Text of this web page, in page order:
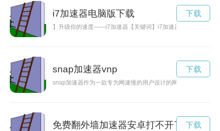
i7加速器电脑版下载
】升级你的速度——i7加速器【关键词】i7加速器，电脑升级，
下载
snap加速器vnp
snap加速器作为一款专为网速慢的用户设计的网络加速工具，
下载
免费翻外墙加速器安卓打不开了 下载